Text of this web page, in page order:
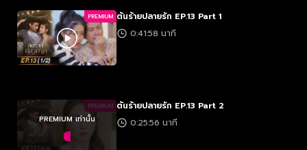
PREMIUM ต้นร้ายปลายรัก EP.13 Part 1
0:41:58 นาที
PREMIUM
PREMIUM เท่านั้น
ต้นร้ายปลายรัก EP.13 Part 2
0:25:56 นาที